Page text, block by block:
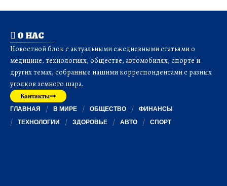
О НАС
Новостной блок с актуальными ежедневными статьями о
медицине, технологиях, обществе, автомобилях, спорте и
других темах, собранные нашими корреспондентами с разных
уголков земного шара.
Контакты
ГЛАВНАЯ В МИРЕ ОБЩЕСТВО
ФИНАНСЫ
ТЕХНОЛОГИИ
ЗДОРОВЬЕ АВТО СПОРТ